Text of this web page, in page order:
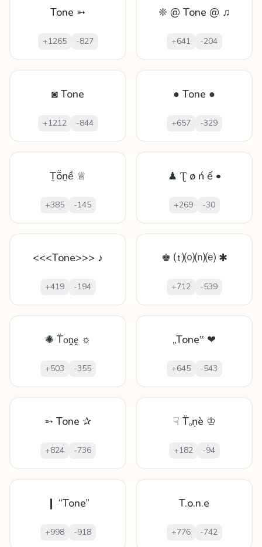
Tone ➳
+1265 -827
❈ @ Tone @ ♫
+641 -204
◙ Tone
+1212 -844
● Tone ●
+657 -329
Ṯṏṉề ♕
+385 -145
♟ Ʈ ø ń ế •
+269 -30
<<<Tone>>> ♪
+419 -194
♚ ⒯⒪⒩⒠ ✱
+712 -539
✺ T̈οṋḙ ☼
+503 -355
„Tone‟ ❤
+645 -543
➵ Tone ✰
+824 -736
☟ T̈ₒṇè ♔
+182 -94
❙ “Tone”
+998 -918
T.o.n.e
+776 -742